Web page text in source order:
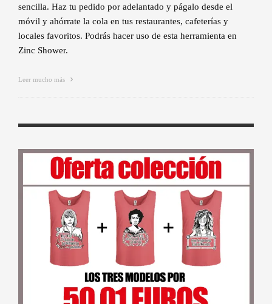
sencilla. Haz tu pedido por adelantado y págalo desde el
móvil y ahórrate la cola en tus restaurantes, cafeterías y
locales favoritos. Podrás hacer uso de esta herramienta en
Zinc Shower.
Leer mucho más